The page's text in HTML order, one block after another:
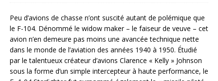
Peu d’avions de chasse n’ont suscité autant de polémique que
le F-104. Dénommé le widow maker – le faiseur de veuve – cet
avion n’en demeure pas moins une avancée technique nette
dans le monde de l’aviation des années 1940 à 1950. Étudié
par le talentueux créateur d’avions Clarence « Kelly » Johnson
sous la forme d’un simple intercepteur à haute performance, le